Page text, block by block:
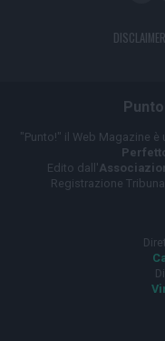
"Punto!" il Web Magazine
Edito dall'
Registrazione